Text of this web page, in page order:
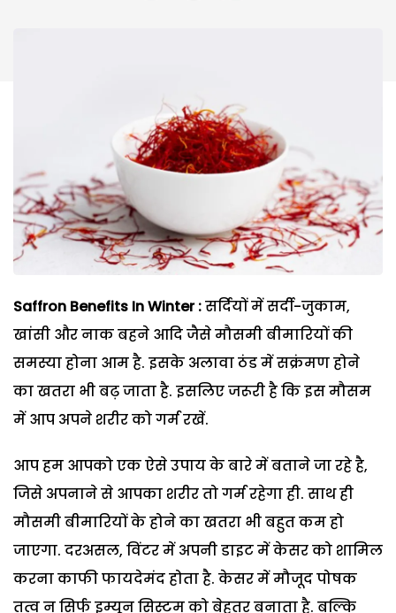
Saffron Benefits In Winter :सर्दियों में सर्दी-जुकाम,
खांसी और नाक बहने आदि जैसे मौसमी बीमारियों की
समस्या होना आम है. इसके अलावा ठंड में सक्रंमण होने
का खतरा भी बढ़ जाता है. इसलिए जरूरी है कि इस मौसम
में आप अपने शरीर को गर्म रखें.
आप हम आपको एक ऐसे उपाय के बारे में बताने जा रहे है,
जिसे अपनाने से आपका शरीर तो गर्म रहेगा ही. साथ ही
मौसमी बीमारियों के होने का खतरा भी बहुत कम हो
जाएगा. दरअसल, विंटर में अपनी डाइट में केसर को शामिल
करना काफी फायदेमंद होता है. केसर में मौजूद पोषक
तत्व न सिर्फ इम्यून सिस्टम को बेहतर बनाता है. बल्कि